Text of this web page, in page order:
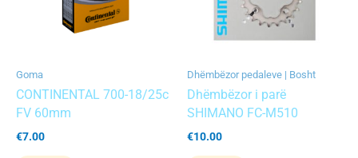
Goma
CONTINENTAL 700-18/25c
FV 60mm
€7.00
Dhëmbëzor pedaleve | Bosht
Dhëmbëzor i parë
SHIMANO FC-M510
€10.00